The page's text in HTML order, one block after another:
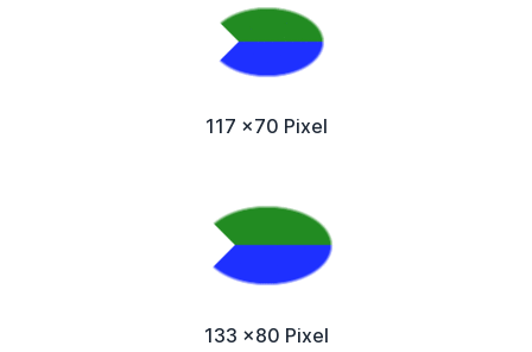
117 x70 Pixel
133 x80 Pixel